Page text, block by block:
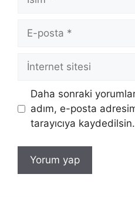
posta
İnternet
Daha sonraki
adım, e-posta
tarayıcıya kaydedilsin.